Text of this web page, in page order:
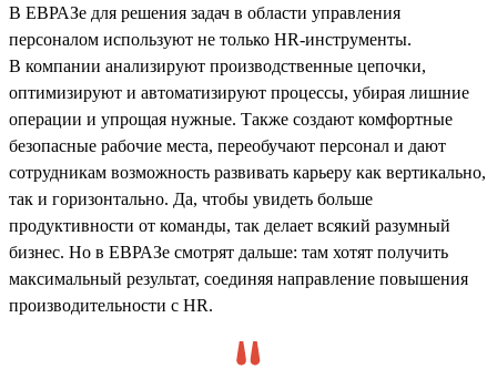
В ЕВРАЗе для решения задач в области управления
персоналом используют не только HR-инструменты.
В компании анализируют производственные цепочки,
оптимизируют и автоматизируют процессы, убирая лишние
операции и упрощая нужные. Также создают комфортные
безопасные рабочие места, переобучают персонал и дают
сотрудникам возможность развивать карьеру как вертикально,
так и горизонтально. Да, чтобы увидеть больше
продуктивности от команды, так делает всякий разумный
бизнес. Но в ЕВРАЗе смотрят дальше: там хотят получить
максимальный результат, соединяя направление повышения
производительности с HR.